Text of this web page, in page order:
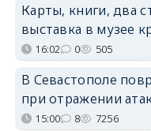
Карты, книги, два
выставка в музее
16:02 0 505
В Севастополе
при отражении
15:00 8 7256